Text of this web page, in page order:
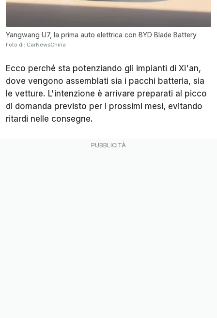
Yangwang U7, la prima auto elettrica con BYD Blade Battery
Foto di: CarNewsChina
Ecco perché sta potenziando gli impianti di Xi'an,
dove vengono assemblati sia i pacchi batteria, sia
le vetture. L'intenzione è arrivare preparati al picco
di domanda previsto per i prossimi mesi, evitando
ritardi nelle consegne.